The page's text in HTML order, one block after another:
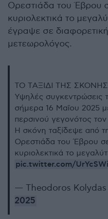
Ορεστιάδα του Έβρου
κυριολεκτικά το
έγραψε σε
μετεωρολόγος.
TO ΤΑΞΙΔΙ ΤΗΣ ΣΚΟΝΗΣ
Υψηλές συγκεντρώσεις
σήμερα 16 Μαΐου 2025
περσινού γεγονότος
Η σκόνη ταξίδεψε από
Ορεστιάδα του Έβρου
κυριολεκτικά το
pic.twitter.com/
— Theodoros Kolydas
2025